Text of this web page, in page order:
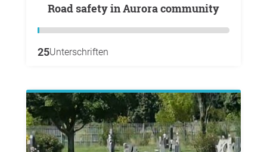
Road safety in Aurora community
25Unterschriften